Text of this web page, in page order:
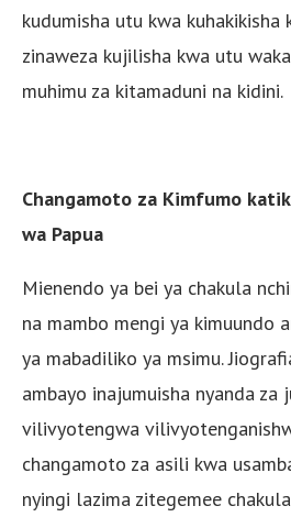
kudumisha utu kwa
zinaweza kujilisha kwa utu
muhimu za kitamaduni na kidini.
Changamoto za Kimfumo
wa Papua
Mienendo ya bei ya chakula
na mambo mengi ya kimuundo
ya mabadiliko ya msimu.
ambayo inajumuisha nyanda za
vilivyotengwa
changamoto za asili kwa
nyingi lazima zitegemee